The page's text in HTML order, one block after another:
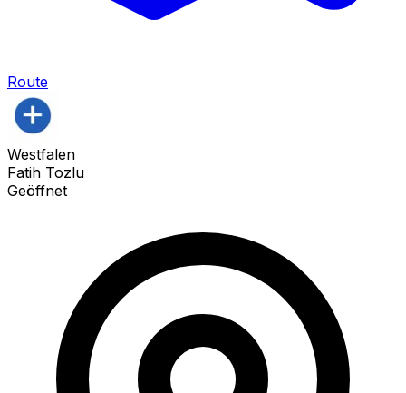
Route
Westfalen
Fatih Tozlu
Geöffnet